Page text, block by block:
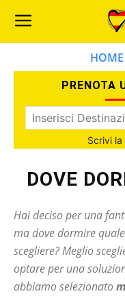
HOME
PRENOTA
Scrivi
DOVE
Hai deciso per una
ma dove dormire
scegliere? Meglio
optare per una
abbiamo selezionato